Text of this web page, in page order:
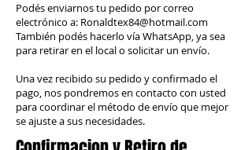
Podés enviarnos tu pedido por correo
electrónico a: Ronaldtex84@hotmail.com
También podés hacerlo vía WhatsApp, ya sea
para retirar en el local o solicitar un envío.
Una vez recibido su pedido y confirmado el
pago, nos pondremos en contacto con usted
para coordinar el método de envío que mejor
se ajuste a sus necesidades.